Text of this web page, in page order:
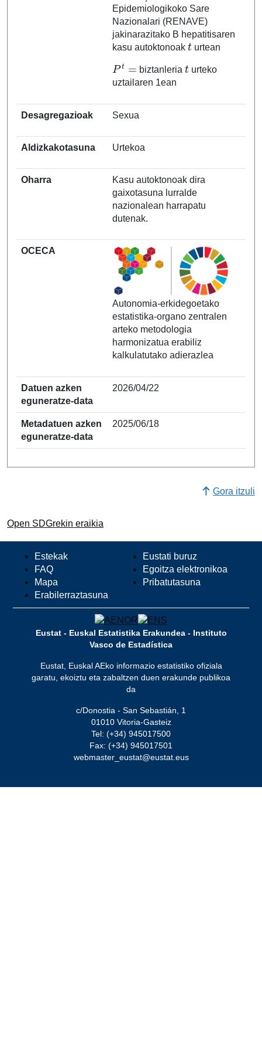
Epidemiologikoko Sare
Nazionalari (RENAVE)
jakinarazitako B hepatitisaren
kasu autoktonoak
t
urtean
Pt=
biztanleria
t
urteko
uztailaren 1ean
Desagregazioak Sexua
Aldizkakotasuna Urtekoa
Oharra
Kasu autoktonoak dira
gaixotasuna lurralde
nazionalean harrapatu
dutenak.
OCECA
Autonomia-erkidegoetako
estatistika-organo zentralen
arteko metodologia
harmonizatua erabiliz
kalkulatutako adierazlea
Datuen azken
eguneratze-data
2026/04/22
Metadatuen azken
eguneratze-data
2025/06/18
Gora itzuli
Open SDGrekin eraikia
Estekak
FAQ
Mapa
Erabilerraztasuna
Eustati buruz
Egoitza elektronikoa
Pribatutasuna
Eustat - Euskal Estatistika Erakundea - Instituto
Vasco de Estadística
Eustat, Euskal AEko informazio estatistiko ofiziala
garatu, ekoiztu eta zabaltzen duen erakunde publikoa
da
c/Donostia - San Sebastián, 1
01010 Vitoria-Gasteiz
Tel: (+34) 945017500
Fax: (+34) 945017501
webmaster_eustat@eustat.eus